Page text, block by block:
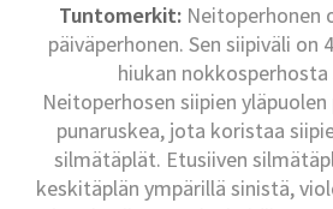
Tuntomerkit:Neitoperhonen
päiväperhonen. Sen siipiväli on
hiukan nokkosperhosta
Neitoperhosen siipien
punaruskea, jota koristaa
silmätäplät. Etusiiven
keskitäplän ympärillä sinistä,